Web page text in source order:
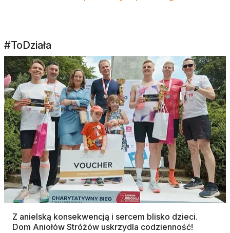
#ToDziała
Z anielską konsekwencją i sercem blisko dzieci.
Dom Aniołów Stróżów uskrzydla codzienność!